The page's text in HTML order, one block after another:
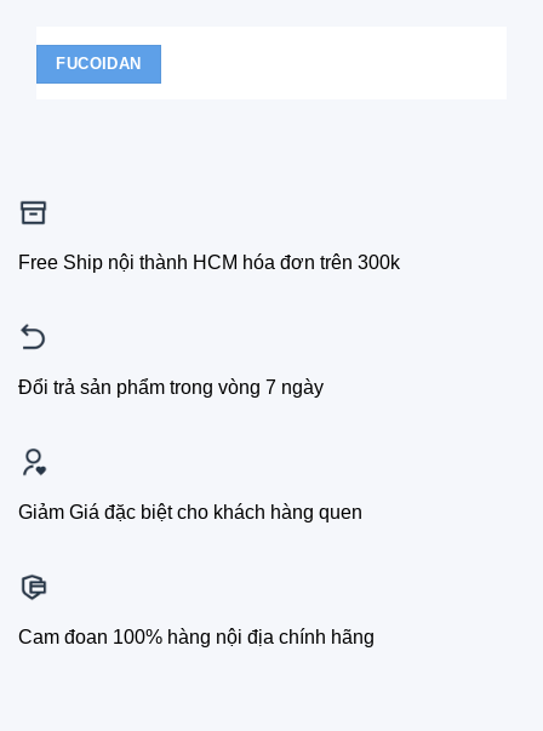
FUCOIDAN
Free Ship nội thành HCM hóa đơn trên 300k
Đổi trả sản phẩm trong vòng 7 ngày
Giảm Giá đặc biệt cho khách hàng quen
Cam đoan 100% hàng nội địa chính hãng